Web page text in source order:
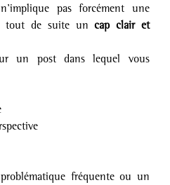
pas forcément une
tout de suite un cap clair et
un post dans lequel vous
fréquente ou un